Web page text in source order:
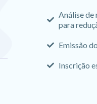
Análise de
para
Emissão
Inscrição